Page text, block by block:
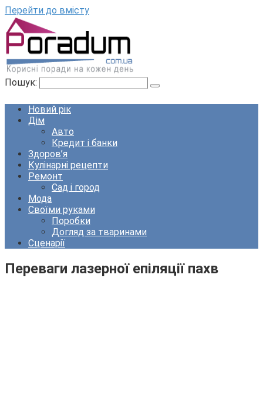
Перейти до вмісту
Пошук:
Новий рік
Дім
Авто
Кредит і банки
Здоров’я
Кулінарні рецепти
Ремонт
Сад і город
Мода
Своїми руками
Поробки
Догляд за тваринами
Сценарії
Переваги лазерної епіляції пахв